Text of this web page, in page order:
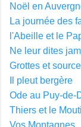
Noël en
La journée des
l'Abeille et le
Ne leur dites
Grottes et
Il pleut bergère
Ode au Puy-de-
Thiers et le
Vos Montagnes